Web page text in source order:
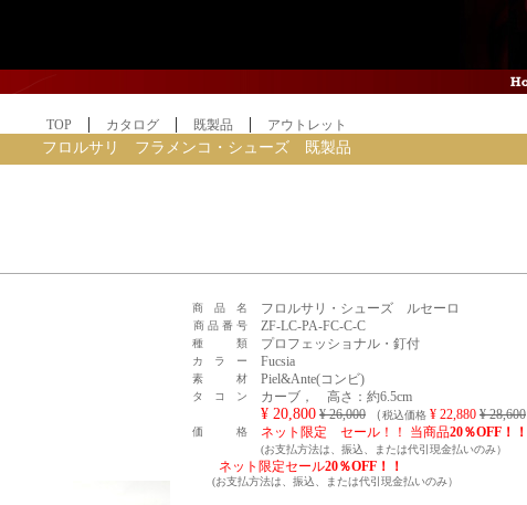
TOP | カタログ | 既製品 | アウトレット
フロルサリ フラメンコ・シューズ 既製品
商 品 名 フロルサリ・シューズ ルセーロ
商 品 番 号 ZF-LC-PA-FC-C-C
種 類 プロフェッショナル・釘付
カ ラ ー Fucsia
素 材 Piel&Ante(コンビ)
タ コ ン カーブ， 高さ：約6.5cm
価 格
¥ 20,800 ¥ 26,000 （税込価格 ¥ 22,880 ¥ 28,600
ネット限定 セール！！ 当商品20％OFF！！
(お支払方法は、振込、または代引現金払いのみ）
ネット限定セール20％OFF！！
(お支払方法は、振込、または代引現金払いのみ）